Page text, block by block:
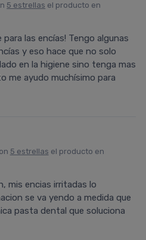
5 estrellas el producto en
las encías! Tengo algunas
y eso hace que no solo
en la higiene sino tenga mas
me ayudo muchísimo para
5 estrellas el producto en
mis encias irritadas lo
se va yendo a medida que
pasta dental que soluciona